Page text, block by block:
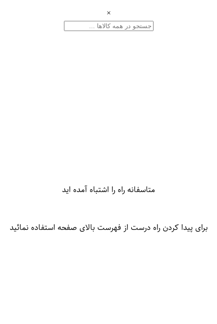
×
متاسفانه راه را اشتباه آمده اید
برای پیدا کردن راه درست از فهرست بالای صفحه استفاده نمائید